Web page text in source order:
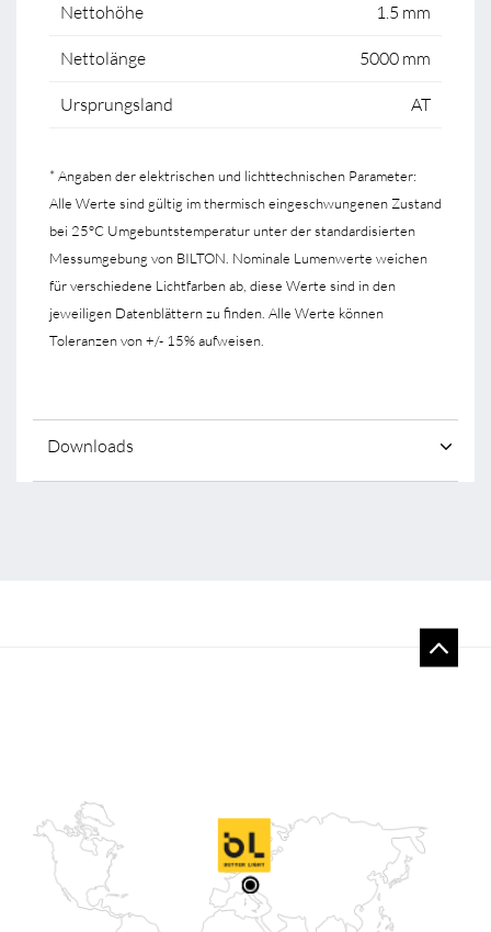
Nettohöhe 1.5 mm
Nettolänge 5000 mm
Ursprungsland AT
* Angaben der elektrischen und lichttechnischen Parameter:
Alle Werte sind gültig im thermisch eingeschwungenen Zustand
bei 25°C Umgebuntstemperatur unter der standardisierten
Messumgebung von BILTON. Nominale Lumenwerte weichen
für verschiedene Lichtfarben ab, diese Werte sind in den
jeweiligen Datenblättern zu finden. Alle Werte können
Toleranzen von +/- 15% aufweisen.
Downloads